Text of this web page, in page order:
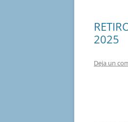
2025
Deja un